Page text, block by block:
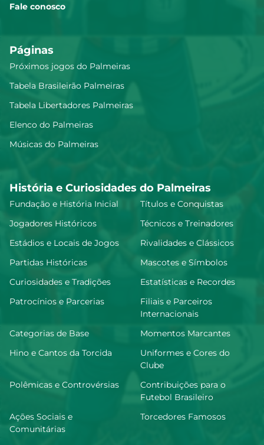
Fale conosco
Páginas
Próximos jogos do Palmeiras
Tabela Brasileirão Palmeiras
Tabela Libertadores Palmeiras
Elenco do Palmeiras
Músicas do Palmeiras
História e Curiosidades do Palmeiras
Fundação e História Inicial
Títulos e Conquistas
Jogadores Históricos
Técnicos e Treinadores
Estádios e Locais de Jogos
Rivalidades e Clássicos
Partidas Históricas
Mascotes e Símbolos
Curiosidades e Tradições
Estatísticas e Recordes
Patrocínios e Parcerias
Filiais e Parceiros
Internacionais
Categorias de Base
Momentos Marcantes
Hino e Cantos da Torcida
Uniformes e Cores do
Clube
Polêmicas e Controvérsias
Contribuições para o
Futebol Brasileiro
Ações Sociais e
Comunitárias
Torcedores Famosos